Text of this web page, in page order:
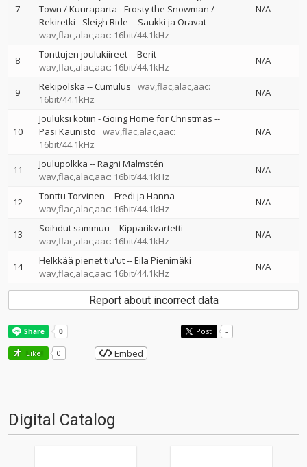
7
Town / Kuuraparta - Frosty the Snowman /
Rekiretki - Sleigh Ride -- Saukki ja Oravat
wav,flac,alac,aac: 16bit/44.1kHz
N/A
8 Tonttujen joulukiireet--Berit
wav,flac,alac,aac: 16bit/44.1kHz
N/A
9 Rekipolska --Cumulus
wav,flac,alac,aac:
16bit/44.1kHz
N/A
10
Jouluksi kotiin - Going Home for Christmas --
Pasi Kaunisto
wav,flac,alac,aac:
16bit/44.1kHz
N/A
11 Joulupolkka --Ragni Malmstén
wav,flac,alac,aac: 16bit/44.1kHz
N/A
12 Tonttu Torvinen --Fredi ja Hanna
wav,flac,alac,aac: 16bit/44.1kHz
N/A
13 Soihdut sammuu --Kipparikvartetti
wav,flac,alac,aac: 16bit/44.1kHz
N/A
14 Helkkää pienet tiu'ut--Eila Pienimäki
wav,flac,alac,aac: 16bit/44.1kHz
N/A
Report about incorrect data
Post -
Like! 0 Embed
Digital Catalog